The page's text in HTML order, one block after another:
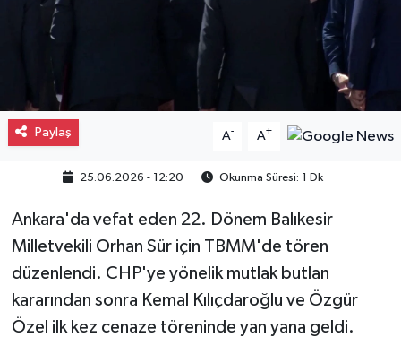
Paylaş A- A+
25.06.2026 - 12:20 Okunma Süresi: 1 Dk
Ankara'da vefat eden 22. Dönem Balıkesir
Milletvekili Orhan Sür için TBMM'de tören
düzenlendi. CHP'ye yönelik mutlak butlan
kararından sonra Kemal Kılıçdaroğlu ve Özgür
Özel ilk kez cenaze töreninde yan yana geldi.